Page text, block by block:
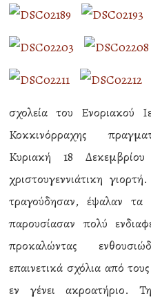
σχολεία του Ενοριακού
Κοκκινόρραχης
Κυριακή 18
χριστουγεννιάτικη
τραγούδησαν, έψαλαν
παρουσίασαν πολύ
προκαλώντας
επαινετικά σχόλια από
εν γένει ακροατήριο.